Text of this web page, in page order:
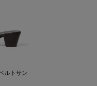
ルトサン